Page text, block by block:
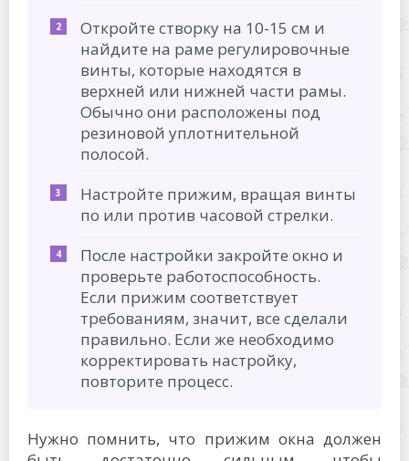
Откройте створку на 10-15 см и
найдите на раме регулировочные
винты, которые находятся в
верхней или нижней части рамы.
Обычно они расположены под
резиновой уплотнительной
полосой.
Настройте прижим, вращая винты
по или против часовой стрелки.
После настройки закройте окно и
проверьте работоспособность.
Если прижим соответствует
требованиям, значит, все сделали
правильно. Если же необходимо
корректировать настройку,
повторите процесс.
Нужно помнить, что прижим окна должен